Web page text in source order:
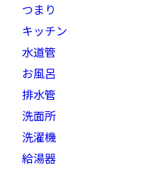
つまり
キッチン
水道管
お風呂
排水管
洗面所
洗濯機
給湯器